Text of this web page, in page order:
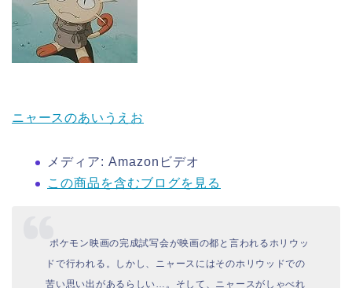
ニャースのあいうえお
メディア: Amazonビデオ
この商品を含むブログを見る
ポケモン映画の完成試写会が映画の都と言われるホリウッ
ドで行われる。しかし、ニャースにはそのホリウッドでの
苦い思い出があるらしい…。そして、ニャースがしゃべれ